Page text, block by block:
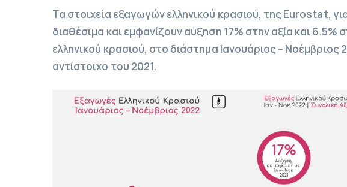
Τα στοιχεία εξαγωγών ελληνικού κρασιού, της Eurostat,
διαθέσιμα και εμφανίζουν αύξηση 17% στην αξία και
ελληνικού κρασιού, στο διάστημα Ιανουάριος – Νοέμβριος
αντίστοιχο του 2021.